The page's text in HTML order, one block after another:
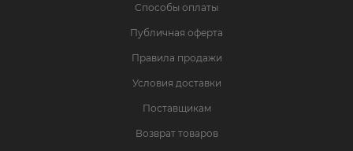
Способы оплаты
Публичная оферта
Правила продажи
Условия доставки
Поставщикам
Возврат товаров